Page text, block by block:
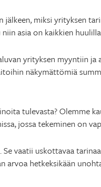
miksi yrityksen
asia on kaikkien
yrityksen myyntiin ja
näkymättömiä
tulevasta? Olemme
jossa tekeminen on
vaatii uskottavaa
arvoa hetkeksikään